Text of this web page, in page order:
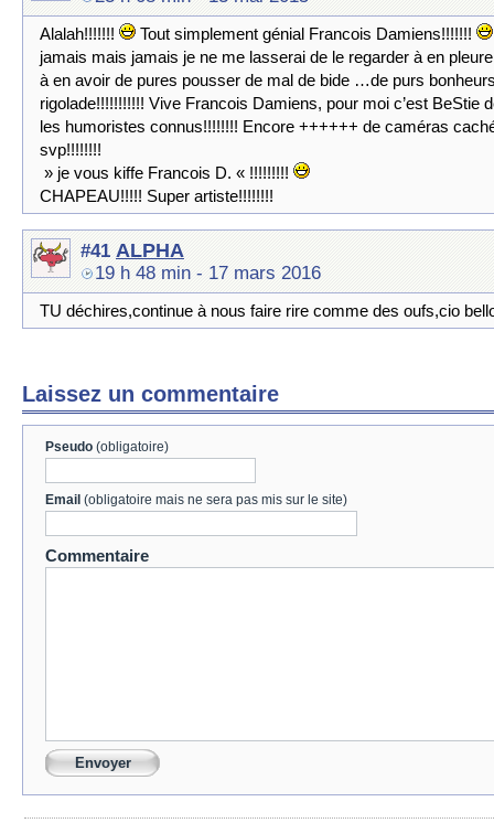
Alalah!!!!!!! Tout simplement génial Francois Damiens!!!!!!!
jamais mais jamais je ne me lasserai de le regarder à en
à en avoir de pures pousser de mal de bide …de purs
rigolade!!!!!!!!!!! Vive Francois Damiens, pour moi c’est BeStie
les humoristes connus!!!!!!!! Encore ++++++ de caméras
svp!!!!!!!!
» je vous kiffe Francois D. « !!!!!!!!!
CHAPEAU!!!!! Super artiste!!!!!!!!
#41 ALPHA
19 h 48 min - 17 mars 2016
TU déchires,continue à nous faire rire comme des oufs,cio
Laissez un commentaire
Pseudo (obligatoire)
Email (obligatoire mais ne sera pas mis sur le site)
Commentaire